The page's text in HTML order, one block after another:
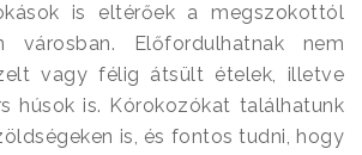
is eltérőek a megszokottól
városban. Előfordulhatnak nem
vagy félig átsült ételek, illetve
húsok is. Kórokozókat találhatunk
is, és fontos tudni, hogy